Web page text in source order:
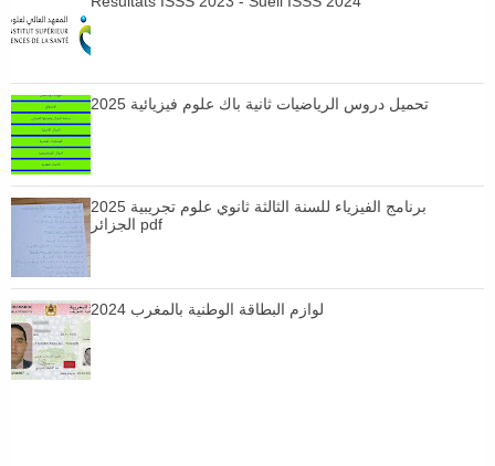
تحميل دروس الرياضيات ثانية باك علوم فيزيائية 2025
برنامج الفيزياء للسنة الثالثة ثانوي علوم تجريبية 2025
الجزائر pdf
لوازم البطاقة الوطنية بالمغرب 2024